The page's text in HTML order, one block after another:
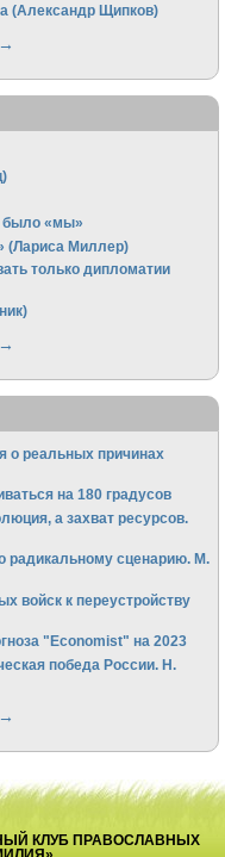
(Александр Щипков)
→
было «мы»
(Лариса Миллер)
только дипломатии
→
о реальных причинах
на 180 градусов
а захват ресурсов.
радикальному сценарию. М.
войск к переустройству
"Economist" на 2023
победа России. Н.
→
КЛУБ ПРАВОСЛАВНЫХ